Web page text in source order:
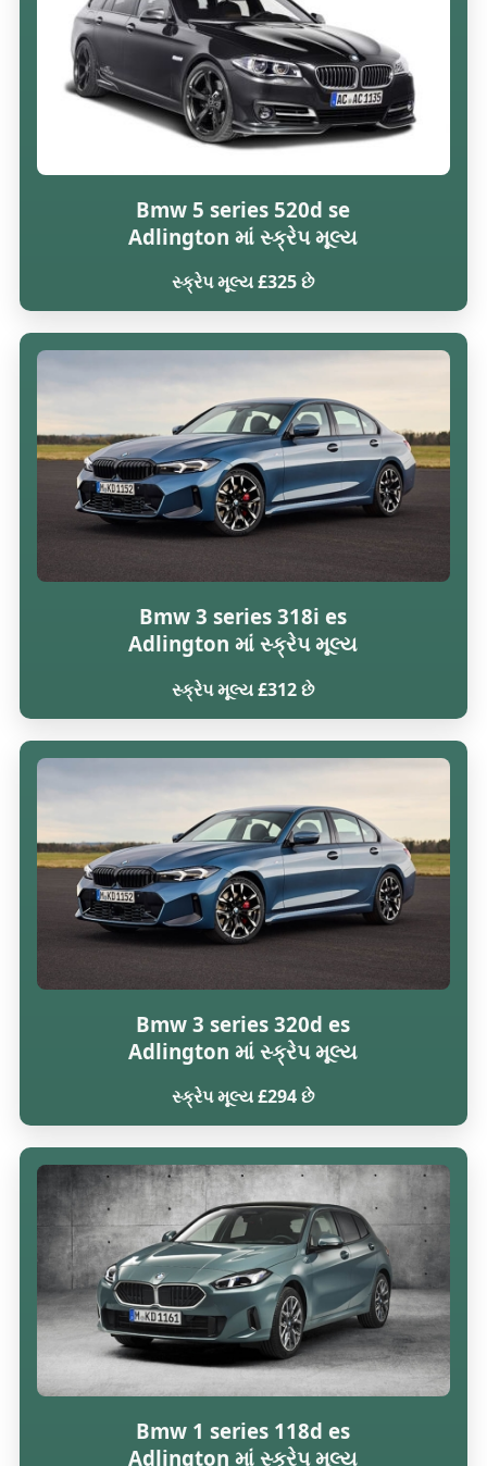
Bmw 5 series 520d se
Adlington માં સ્ક્રેપ મૂલ્ય
સ્ક્રેપ મૂલ્ય £325 છે
Bmw 3 series 318i es
Adlington માં સ્ક્રેપ મૂલ્ય
સ્ક્રેપ મૂલ્ય £312 છે
Bmw 3 series 320d es
Adlington માં સ્ક્રેપ મૂલ્ય
સ્ક્રેપ મૂલ્ય £294 છે
Bmw 1 series 118d es
Adlington માં સ્ક્રેપ મૂલ્ય